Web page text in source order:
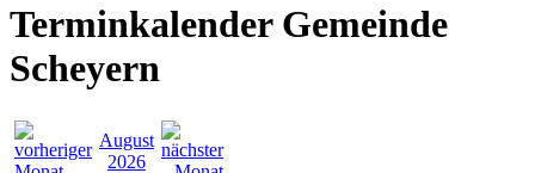
Terminkalender Gemeinde
Scheyern
August
2026